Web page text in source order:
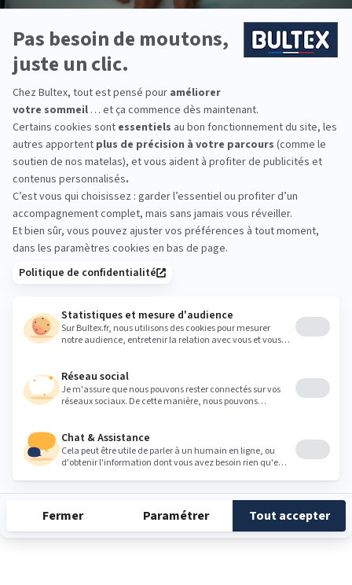
toute la famille avec des couchages adaptés,
déclinés en différentes tailles et épaisseurs,
complétés par des accessoires assortis.
*Marque la plus détenue : 18 599 personnes
interrogées de février 2019 à mars 2025. Institut
LA HALLE AU SOMMEIL
CHARTRES : essayez avant
d’acheter
Rien ne remplace un essai en magasin.
Allongez‑vous sur plusieurs modèles, changez de
position et comparez les niveaux de fermeté. En
quelques minutes, vous identifiez le confort qui
vous convient.
Heures
Lundi 10:00 - 12:00 14:00 - 19:00
Mercredi 10:00 - 12:00 14:00 - 19:00
Vendredi
Samedi 10:00 - 19:00